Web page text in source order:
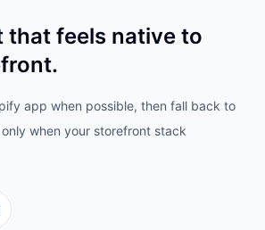
that feels native to
app when possible, then fall back to
when your storefront stack